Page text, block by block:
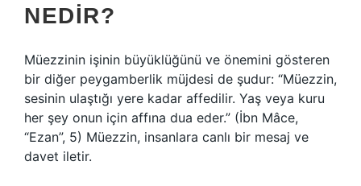
NEDIR?
Müezzinin işinin büyüklüğünü ve önemini gösteren
bir diğer peygamberlik müjdesi de şudur: “Müezzin,
sesinin ulaştığı yere kadar affedilir. Yaş veya kuru
her şey onun için affına dua eder.” (İbn Mâce,
“Ezan”, 5) Müezzin, insanlara canlı bir mesaj ve
davet iletir.